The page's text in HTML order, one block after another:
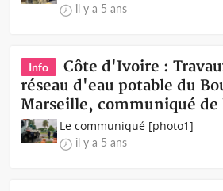
il y a 5 ans
Info
Côte d'Ivoire :
réseau d'eau potable du
Marseille, communiqué de
Le communiqué [photo1]
il y a 5 ans